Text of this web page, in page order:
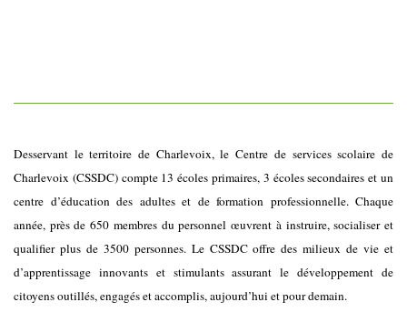
Desservant le territoire de Charlevoix, le Centre de services scolaire de
Charlevoix (CSSDC) compte 13 écoles primaires, 3 écoles secondaires et un
centre d’éducation des adultes et de formation professionnelle. Chaque
année, près de 650 membres du personnel œuvrent à instruire, socialiser et
qualifier plus de 3500 personnes. Le CSSDC offre des milieux de vie et
d’apprentissage innovants et stimulants assurant le développement de
citoyens outillés, engagés et accomplis, aujourd’hui et pour demain.